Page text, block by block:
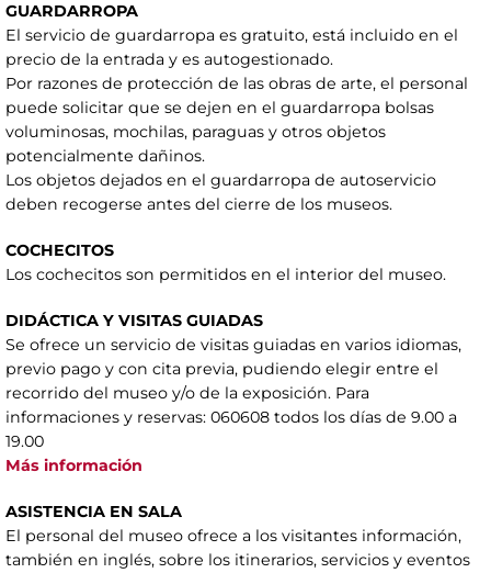
GUARDARROPA
El servicio de guardarropa es gratuito, está incluido en el
precio de la entrada y es autogestionado.
Por razones de protección de las obras de arte, el personal
puede solicitar que se dejen en el guardarropa bolsas
voluminosas, mochilas, paraguas y otros objetos
potencialmente dañinos.
Los objetos dejados en el guardarropa de autoservicio
deben recogerse antes del cierre de los museos.
COCHECITOS
Los cochecitos son permitidos en el interior del museo.
DIDÁCTICA Y VISITAS GUIADAS
Se ofrece un servicio de visitas guiadas en varios idiomas,
previo pago y con cita previa, pudiendo elegir entre el
recorrido del museo y/o de la exposición. Para
informaciones y reservas: 060608 todos los días de 9.00 a
19.00
Más información
ASISTENCIA EN SALA
El personal del museo ofrece a los visitantes información,
también en inglés, sobre los itinerarios, servicios y eventos